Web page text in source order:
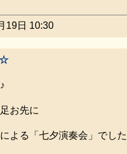
19日 10:30
☆
お先に
よる「七夕演奏会」でし